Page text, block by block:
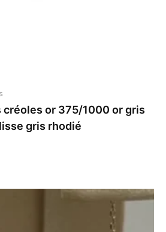
créoles or 375/1000 or gris
gris rhodié